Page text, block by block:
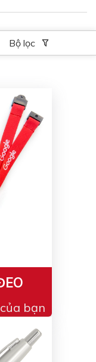
mini 1cm
Bộ lọc
bạn